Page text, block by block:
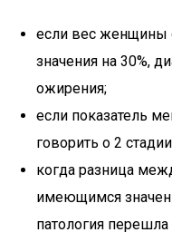
если вес женщины
значения на 30%,
ожирения;
если показатель
говорить о 2
когда разница
имеющимся
патология